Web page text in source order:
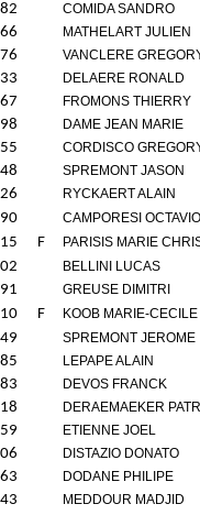
COMIDA SANDRO
MATHELART JULIEN
VANCLERE
DELAERE RONALD
FROMONS THIERRY
DAME JEAN MARIE
CORDISCO
SPREMONT JASON
RYCKAERT ALAIN
CAMPORESI OCTAVIO
F PARISIS MARIE
BELLINI LUCAS
GREUSE DIMITRI
F KOOB MARIE-CECILE
SPREMONT JEROME
LEPAPE ALAIN
DEVOS FRANCK
DERAEMAEKER
ETIENNE JOEL
DISTAZIO DONATO
DODANE PHILIPE
MEDDOUR MADJID